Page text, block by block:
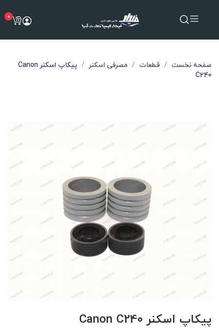
0
صفحه نخست قطعات مصرفی اسکنر
پیکاپ اسکنر Canon
C240
پیکاپ اسکنر Canon C240